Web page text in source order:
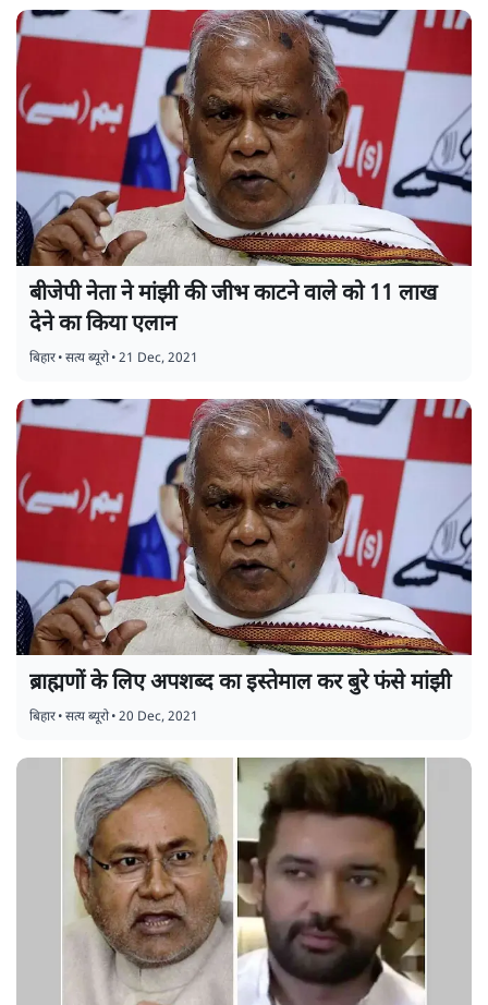
बीजेपी नेता ने मांझी की जीभ काटने वाले को 11 लाख
देने का किया एलान
बिहार•सत्य ब्यूरो•21 Dec, 2021
ब्राह्मणों के लिए अपशब्द का इस्तेमाल कर बुरे फंसे मांझी
बिहार•सत्य ब्यूरो•20 Dec, 2021